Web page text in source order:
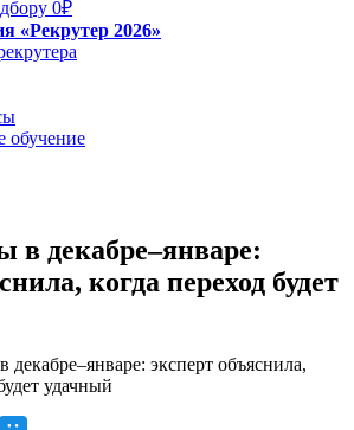
0₽
«Рекрутер 2026»
обучение
в декабре–январе:
когда переход будет
декабре–январе: эксперт объяснила,
удачный